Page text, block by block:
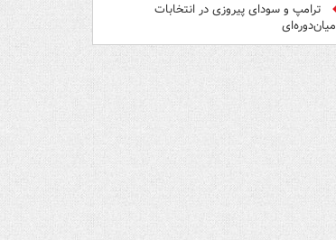
ترامپ و سودای پیروزی در انتخابات
میان‌دوره‌ای